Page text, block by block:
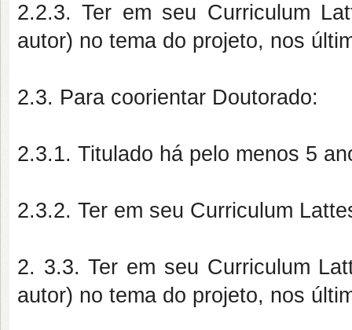
2.2.3. Ter em seu Curriculum
autor) no tema do projeto, nos
2.3. Para coorientar Doutorado:
2.3.1. Titulado há pelo menos 5
2.3.2. Ter em seu Curriculum
2. 3.3. Ter em seu Curriculum
autor) no tema do projeto, nos